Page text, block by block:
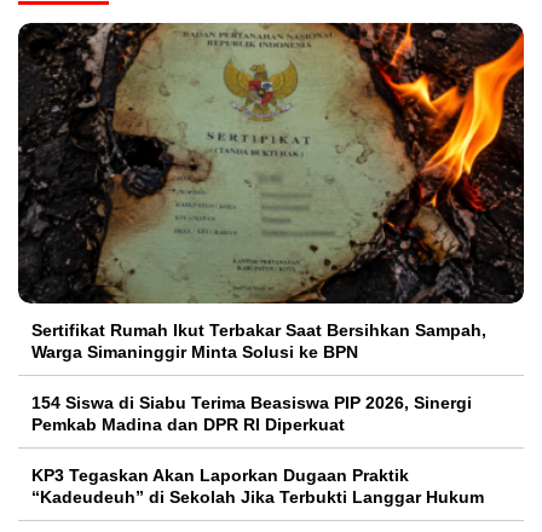
Sertifikat Rumah Ikut Terbakar Saat Bersihkan Sampah,
Warga Simaninggir Minta Solusi ke BPN
154 Siswa di Siabu Terima Beasiswa PIP 2026, Sinergi
Pemkab Madina dan DPR RI Diperkuat
KP3 Tegaskan Akan Laporkan Dugaan Praktik
“Kadeudeuh” di Sekolah Jika Terbukti Langgar Hukum